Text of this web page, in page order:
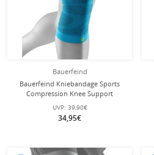
Bauerfeind
Bauerfeind Kniebandage Sports
Compression Knee Support
(Moderate Kompression) riverablau
- 1 Stück
UVP: 39,90€
34,95€